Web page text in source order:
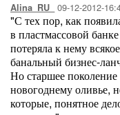
Alina_RU_ 09-12-2012-
"С тех пор, как
в пластмассовой
потеряла к нему
банальный бизнес-
Но старшее
новогоднему оливье,
которые, понятное